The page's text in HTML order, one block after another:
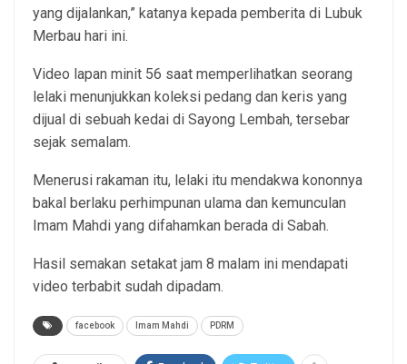
yang dijalankan,” katanya kepada pemberita di Lubuk
Merbau hari ini.
Video lapan minit 56 saat memperlihatkan seorang
lelaki menunjukkan koleksi pedang dan keris yang
dijual di sebuah kedai di Sayong Lembah, tersebar
sejak semalam.
Menerusi rakaman itu, lelaki itu mendakwa kononnya
bakal berlaku perhimpunan ulama dan kemunculan
Imam Mahdi yang difahamkan berada di Sabah.
Hasil semakan setakat jam 8 malam ini mendapati
video terbabit sudah dipadam.
facebook Imam Mahdi PDRM